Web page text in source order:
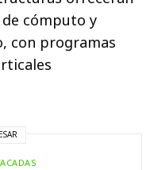
cómputo y
con programas